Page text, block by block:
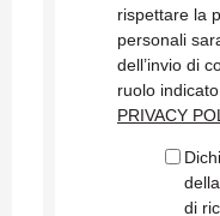
rispettare la
personali
dell’invio di
ruolo
PRIVACY
di